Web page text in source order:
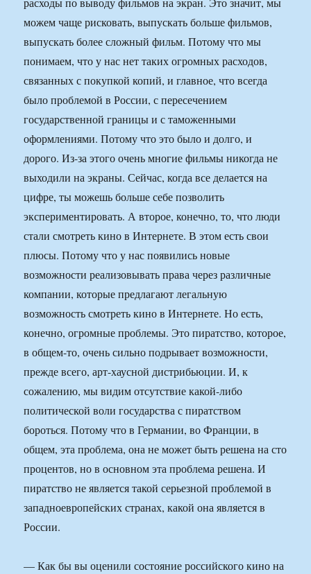
можем чаще рисковать, выпускать больше фильмов,
выпускать более сложный фильм. Потому что мы
понимаем, что у нас нет таких огромных расходов,
связанных с покупкой копий, и главное, что всегда
было проблемой в России, с пересечением
государственной границы и с таможенными
оформлениями. Потому что это было и долго, и
дорого. Из-за этого очень многие фильмы никогда не
выходили на экраны. Сейчас, когда все делается на
цифре, ты можешь больше себе позволить
экспериментировать. А второе, конечно, то, что люди
стали смотреть кино в Интернете. В этом есть свои
плюсы. Потому что у нас появились новые
возможности реализовывать права через различные
компании, которые предлагают легальную
возможность смотреть кино в Интернете. Но есть,
конечно, огромные проблемы. Это пиратство, которое,
в общем-то, очень сильно подрывает возможности,
прежде всего, арт-хаусной дистрибьюции. И, к
сожалению, мы видим отсутствие какой-либо
политической воли государства с пиратством
бороться. Потому что в Германии, во Франции, в
общем, эта проблема, она не может быть решена на сто
процентов, но в основном эта проблема решена. И
пиратство не является такой серьезной проблемой в
западноевропейских странах, какой она является в
России.
— Как бы вы оценили состояние российского кино на